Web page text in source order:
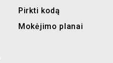
Pirkti kodą
Mokėjimo planai